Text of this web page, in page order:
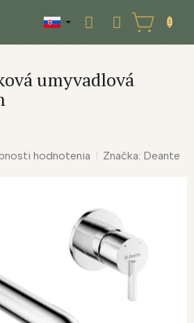
NÁKUPNÝ
KOŠÍK
umyvadlová
hodnotenia Značka: Deante